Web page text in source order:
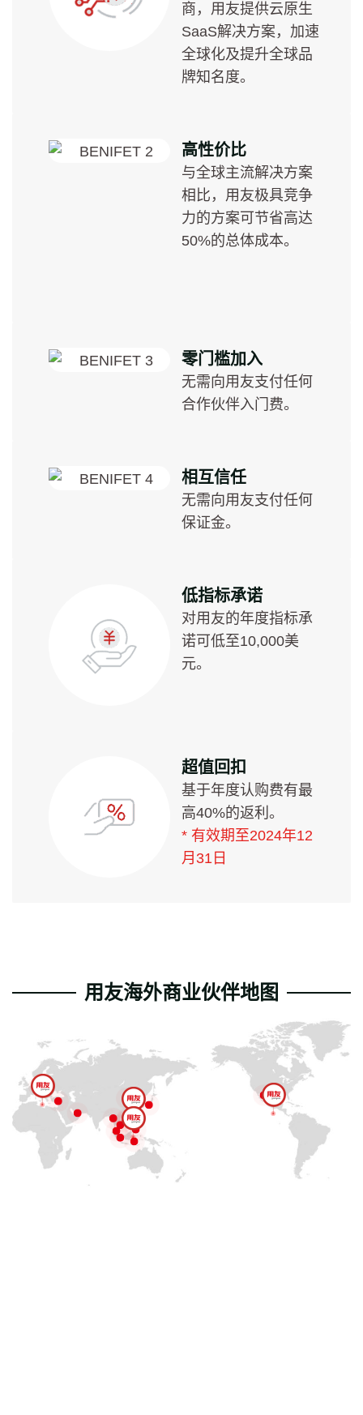
商，用友提供云原生
SaaS解决方案，加速
全球化及提升全球品
牌知名度。
高性价比
与全球主流解决方案
相比，用友极具竞争
力的方案可节省高达
50%的总体成本。
零门槛加入
无需向用友支付任何
合作伙伴入门费。
相互信任
无需向用友支付任何
保证金。
低指标承诺
对用友的年度指标承
诺可低至10,000美
元。
超值回扣
基于年度认购费有最
高40%的返利。
* 有效期至2024年12
月31日
用友海外商业伙伴地图